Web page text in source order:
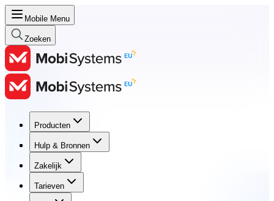
Mobile Menu
Zoeken
Producten
Hulp & Bronnen
Zakelijk
Tarieven
Producten
Hulp & Bronnen
Zakelijk
Tarieven